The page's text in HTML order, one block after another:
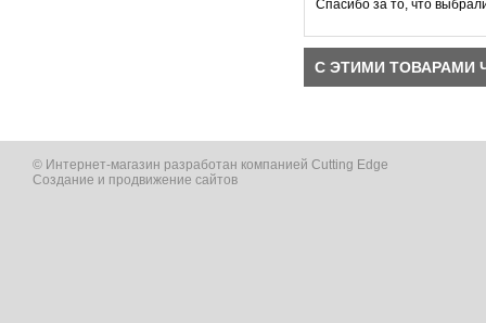
Спасибо за то, что
С ЭТИМИ ТОВАРАМИ
© Интернет-магазин разработан компанией Cutting Edge
Создание и продвижение сайтов